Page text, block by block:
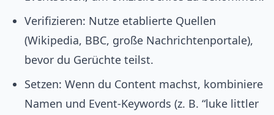
Verifizieren: Nutze etablierte Quellen
(Wikipedia, BBC, große Nachrichtenportale),
bevor du Gerüchte teilst.
Setzen: Wenn du Content machst, kombiniere
Namen und Event‑Keywords (z. B. “luke littler